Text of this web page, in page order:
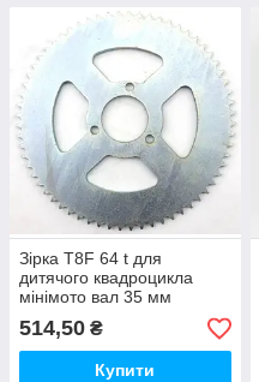
Зірка T8F 64 t для
дитячого квадроцикла
мінімото вал 35 мм
514,50 ₴
Купити